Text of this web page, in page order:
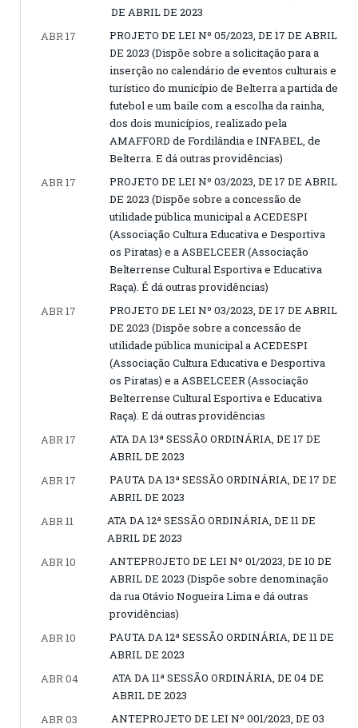
DE ABRIL DE 2023
ABR 17
PROJETO DE LEI Nº 05/2023, DE 17 DE ABRIL
DE 2023 (Dispõe sobre a solicitação para a
inserção no calendário de eventos culturais e
turístico do município de Belterra a partida de
futebol e um baile com a escolha da rainha,
dos dois municípios, realizado pela
AMAFFORD de Fordilândia e INFABEL, de
Belterra. E dá outras providências)
ABR 17
PROJETO DE LEI Nº 03/2023, DE 17 DE ABRIL
DE 2023 (Dispõe sobre a concessão de
utilidade pública municipal a ACEDESPI
(Associação Cultura Educativa e Desportiva
os Piratas) e a ASBELCEER (Associação
Belterrense Cultural Esportiva e Educativa
Raça). É dá outras providências)
ABR 17
PROJETO DE LEI Nº 03/2023, DE 17 DE ABRIL
DE 2023 (Dispõe sobre a concessão de
utilidade pública municipal a ACEDESPI
(Associação Cultura Educativa e Desportiva
os Piratas) e a ASBELCEER (Associação
Belterrense Cultural Esportiva e Educativa
Raça). E dá outras providências
ABR 17
ATA DA 13ª SESSÃO ORDINÁRIA, DE 17 DE
ABRIL DE 2023
ABR 17
PAUTA DA 13ª SESSÃO ORDINÁRIA, DE 17 DE
ABRIL DE 2023
ABR 11
ATA DA 12ª SESSÃO ORDINÁRIA, DE 11 DE
ABRIL DE 2023
ABR 10
ANTEPROJETO DE LEI Nº 01/2023, DE 10 DE
ABRIL DE 2023 (Dispõe sobre denominação
da rua Otávio Nogueira Lima e dá outras
providências)
ABR 10
PAUTA DA 12ª SESSÃO ORDINÁRIA, DE 11 DE
ABRIL DE 2023
ABR 04
ATA DA 11ª SESSÃO ORDINÁRIA, DE 04 DE
ABRIL DE 2023
ABR 03
ANTEPROJETO DE LEI Nº 001/2023, DE 03